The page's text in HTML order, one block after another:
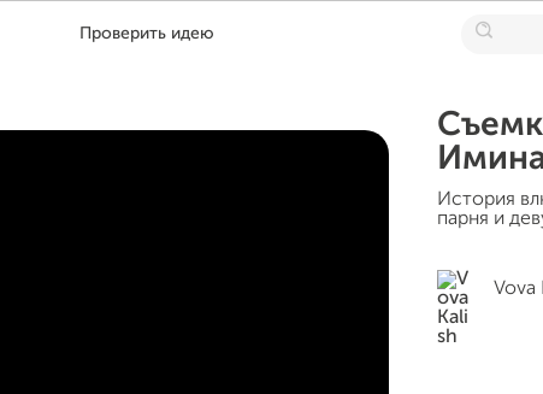
Проверить идею
История
парня и
Vova